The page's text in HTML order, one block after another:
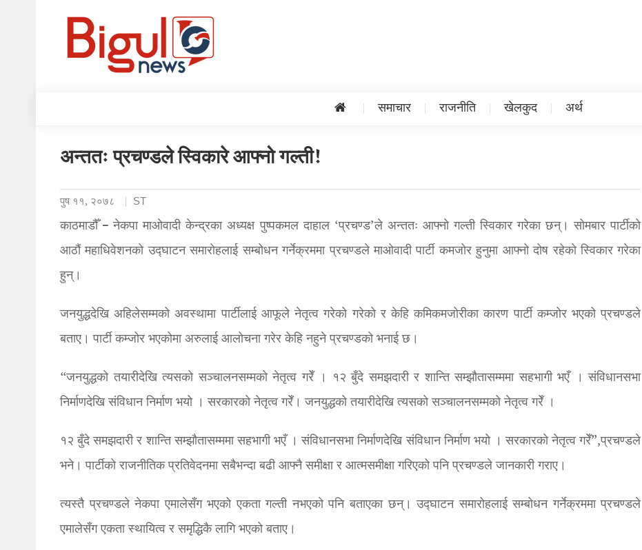
समाचार राजनीति खेलकुद अर्थ
अन्ततः प्रचण्डले स्विकारे आफ्नो गल्ती!
पुष ११, २०७८ ST
काठमाडौँ – नेकपा माओवादी केन्द्रका अध्यक्ष पुष्पकमल दाहाल ‘प्रचण्ड’ले अन्ततः आफ्नो गल्ती स्विकार गरेका छन्। सोमबार पार्टीको
आठौं महाधिवेशनको उद्घाटन समारोहलाई सम्बोधन गर्नेक्रममा प्रचण्डले माओवादी पार्टी कमजोर हुनुमा आफ्नो दोष रहेको स्विकार गरेका
हुन्।
जनयुद्धदेखि अहिलेसम्मको अवस्थामा पार्टीलाई आफूले नेतृत्व गरेको गरेको र केहि कमिकमजोरीका कारण पार्टी कम्जोर भएको प्रचण्डले
बताए। पार्टी कम्जोर भएकोमा अरुलाई आलोचना गरेर केहि नहुने प्रचण्डको भनाई छ।
“जनयुद्धको तयारीदेखि त्यसको सञ्चालनसम्मको नेतृत्व गरेँ । १२ बुँदे समझदारी र शान्ति सम्झौतासम्ममा सहभागी भएँ । संविधानसभा
निर्माणदेखि संविधान निर्माण भयो । सरकारको नेतृत्व गरेँ। जनयुद्धको तयारीदेखि त्यसको सञ्चालनसम्मको नेतृत्व गरेँ ।
१२ बुँदे समझदारी र शान्ति सम्झौतासम्ममा सहभागी भएँ । संविधानसभा निर्माणदेखि संविधान निर्माण भयो । सरकारको नेतृत्व गरेँ”,प्रचण्डले
भने। पार्टीको राजनीतिक प्रतिवेदनमा सबैभन्दा बढी आफ्नै समीक्षा र आत्मसमीक्षा गरिएको पनि प्रचण्डले जानकारी गराए।
त्यस्तै प्रचण्डले नेकपा एमालेसँग भएको एकता गल्ती नभएको पनि बताएका छन्। उद्घाटन समारोहलाई सम्बोधन गर्नेक्रममा प्रचण्डले
एमालेसँग एकता स्थायित्व र समृद्धिकै लागि भएको बताए।